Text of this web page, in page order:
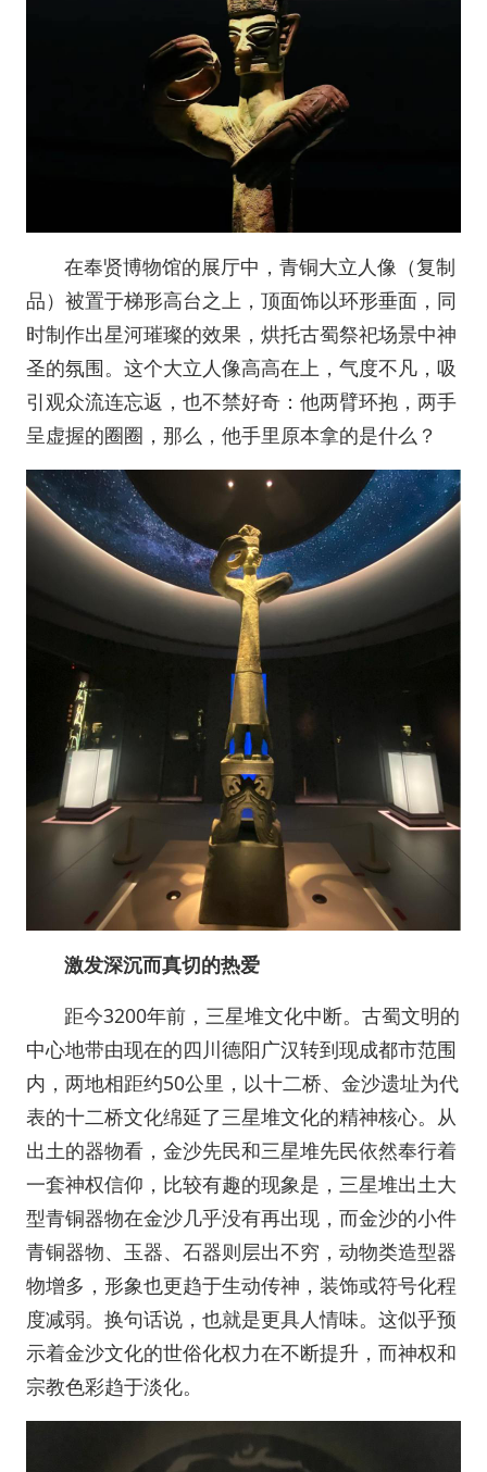
在奉贤博物馆的展厅中，青铜大立人像（复制
品）被置于梯形高台之上，顶面饰以环形垂面，同
时制作出星河璀璨的效果，烘托古蜀祭祀场景中神
圣的氛围。这个大立人像高高在上，气度不凡，吸
引观众流连忘返，也不禁好奇：他两臂环抱，两手
呈虚握的圈圈，那么，他手里原本拿的是什么？
激发深沉而真切的热爱
距今3200年前，三星堆文化中断。古蜀文明的
中心地带由现在的四川德阳广汉转到现成都市范围
内，两地相距约50公里，以十二桥、金沙遗址为代
表的十二桥文化绵延了三星堆文化的精神核心。从
出土的器物看，金沙先民和三星堆先民依然奉行着
一套神权信仰，比较有趣的现象是，三星堆出土大
型青铜器物在金沙几乎没有再出现，而金沙的小件
青铜器物、玉器、石器则层出不穷，动物类造型器
物增多，形象也更趋于生动传神，装饰或符号化程
度减弱。换句话说，也就是更具人情味。这似乎预
示着金沙文化的世俗化权力在不断提升，而神权和
宗教色彩趋于淡化。